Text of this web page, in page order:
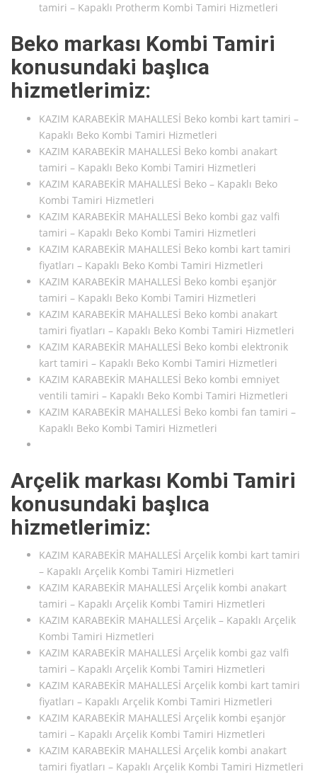
tamiri – Kapaklı Protherm Kombi Tamiri Hizmetleri
Beko markası Kombi Tamiri
konusundaki başlıca
hizmetlerimiz:
KAZIM KARABEKİR MAHALLESİ Beko kombi kart tamiri –
Kapaklı Beko Kombi Tamiri Hizmetleri
KAZIM KARABEKİR MAHALLESİ Beko kombi anakart
tamiri – Kapaklı Beko Kombi Tamiri Hizmetleri
KAZIM KARABEKİR MAHALLESİ Beko – Kapaklı Beko
Kombi Tamiri Hizmetleri
KAZIM KARABEKİR MAHALLESİ Beko kombi gaz valfi
tamiri – Kapaklı Beko Kombi Tamiri Hizmetleri
KAZIM KARABEKİR MAHALLESİ Beko kombi kart tamiri
fiyatları – Kapaklı Beko Kombi Tamiri Hizmetleri
KAZIM KARABEKİR MAHALLESİ Beko kombi eşanjör
tamiri – Kapaklı Beko Kombi Tamiri Hizmetleri
KAZIM KARABEKİR MAHALLESİ Beko kombi anakart
tamiri fiyatları – Kapaklı Beko Kombi Tamiri Hizmetleri
KAZIM KARABEKİR MAHALLESİ Beko kombi elektronik
kart tamiri – Kapaklı Beko Kombi Tamiri Hizmetleri
KAZIM KARABEKİR MAHALLESİ Beko kombi emniyet
ventili tamiri – Kapaklı Beko Kombi Tamiri Hizmetleri
KAZIM KARABEKİR MAHALLESİ Beko kombi fan tamiri –
Kapaklı Beko Kombi Tamiri Hizmetleri
Arçelik markası Kombi Tamiri
konusundaki başlıca
hizmetlerimiz:
KAZIM KARABEKİR MAHALLESİ Arçelik kombi kart tamiri
– Kapaklı Arçelik Kombi Tamiri Hizmetleri
KAZIM KARABEKİR MAHALLESİ Arçelik kombi anakart
tamiri – Kapaklı Arçelik Kombi Tamiri Hizmetleri
KAZIM KARABEKİR MAHALLESİ Arçelik – Kapaklı Arçelik
Kombi Tamiri Hizmetleri
KAZIM KARABEKİR MAHALLESİ Arçelik kombi gaz valfi
tamiri – Kapaklı Arçelik Kombi Tamiri Hizmetleri
KAZIM KARABEKİR MAHALLESİ Arçelik kombi kart tamiri
fiyatları – Kapaklı Arçelik Kombi Tamiri Hizmetleri
KAZIM KARABEKİR MAHALLESİ Arçelik kombi eşanjör
tamiri – Kapaklı Arçelik Kombi Tamiri Hizmetleri
KAZIM KARABEKİR MAHALLESİ Arçelik kombi anakart
tamiri fiyatları – Kapaklı Arçelik Kombi Tamiri Hizmetleri